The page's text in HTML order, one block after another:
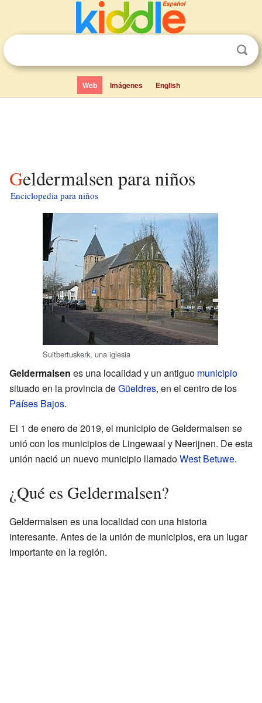
Web Imágenes English
Geldermalsen para niños
Enciclopedia para niños
Suitbertuskerk, una iglesia
Geldermalsen es una localidad y un antiguo municipio
situado en la provincia deGüeldres, en el centro de los
Países Bajos.
El 1 de enero de 2019, el municipio de Geldermalsen se
unió con los municipios de Lingewaal y Neerijnen. De esta
unión nació un nuevo municipio llamadoWest Betuwe.
¿Qué es Geldermalsen?
Geldermalsen es una localidad con una historia
interesante. Antes de la unión de municipios, era un lugar
importante en la región.